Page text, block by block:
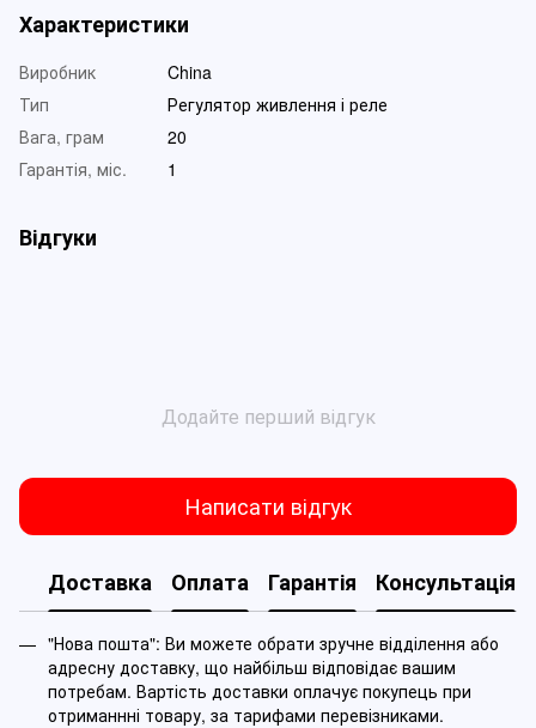
Характеристики
Виробник
China
Тип
Регулятор живлення і реле
Вага, грам
20
Гарантія, міс.
1
Відгуки
Додайте перший відгук
Написати відгук
Доставка Оплата Гарантія Консультація
"Нова пошта": Ви можете обрати зручне відділення або
адресну доставку, що найбільш відповідає вашим
потребам. Вартість доставки оплачує покупець при
отриманнні товару, за тарифами перевізниками.